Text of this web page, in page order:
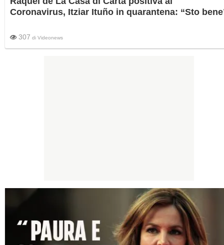
Coronavirus, Itziar Ituño in quarantena: “Sto
307 di Videonews